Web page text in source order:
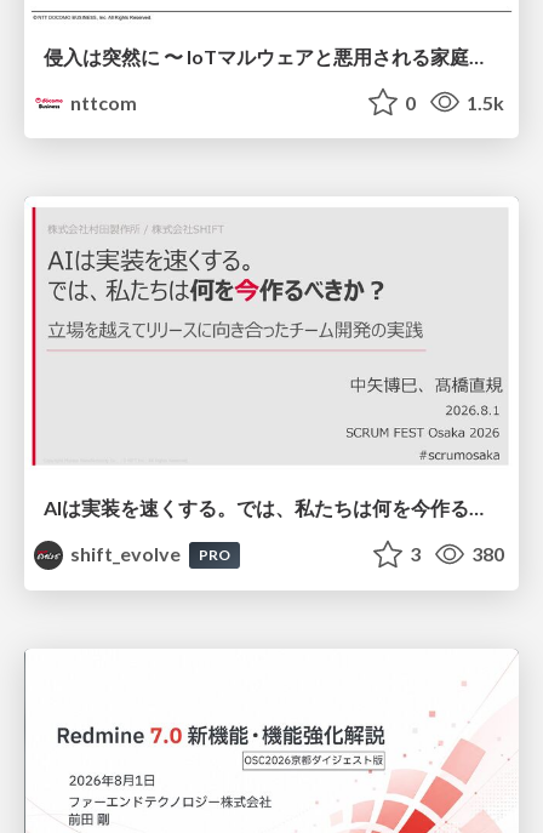
nttcom
0 1.5k
AIは実装を速くする。では、私たちは何を今作るべきか？－立場を越えてリリースに向き合ったチーム開発の実践 / 20260801 Hiromi Nakaya and Naoki Takahashi
shift_evolve
PRO 3 380